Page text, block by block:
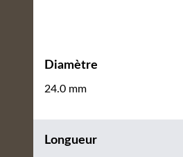
Diamètre
24.0 mm
Longueur